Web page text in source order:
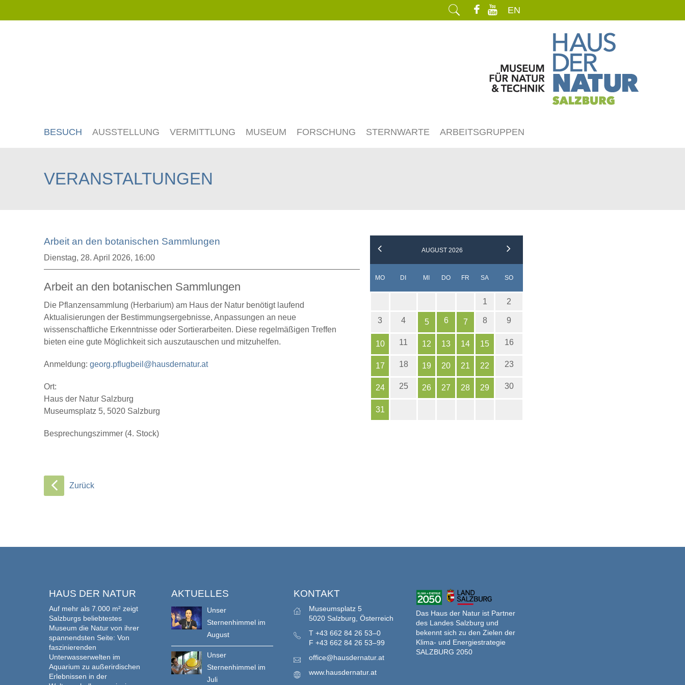
EN
BESUCH AUSSTELLUNG VERMITTLUNG MUSEUM FORSCHUNG STERNWARTE ARBEITSGRUPPEN
VERANSTALTUNGEN
Arbeit an den botanischen Sammlungen
Dienstag, 28. April 2026, 16:00
Arbeit an den botanischen Sammlungen
Die Pflanzensammlung (Herbarium) am Haus der Natur benötigt laufend
Aktualisierungen der Bestimmungsergebnisse, Anpassungen an neue
wissenschaftliche Erkenntnisse oder Sortierarbeiten. Diese regelmäßigen Treffen
bieten eine gute Möglichkeit sich auszutauschen und mitzuhelfen.
Anmeldung: georg.pflugbeil@hausdernatur.at
Ort:
Haus der Natur Salzburg
Museumsplatz 5, 5020 Salzburg
Besprechungszimmer (4. Stock)
Zurück
AUGUST 2026
MONTAG DI ENSTAG
MI TTWOCH
DONNERSTAG
FREITAG
SAMSTAGSONNTAG
1 2
3 4 5 6 7 8 9
10 11 12 13 14 15 16
17 18 19 20 21 22 23
24 25 26 27 28 29 30
31
HAUS DER NATUR
Auf mehr als 7.000 m² zeigt
Salzburgs beliebtestes
Museum die Natur von ihrer
spannendsten Seite: Von
faszinierenden
Unterwasserwelten im
Aquarium zu außerirdischen
Erlebnissen in der
AKTUELLES
Unser
Sternenhimmel im
August
Unser
Sternenhimmel im
Juli
KONTAKT
Museumsplatz 5
5020 Salzburg, Österreich
T +43 662 84 26 53–0
F +43 662 84 26 53–99
office@hausdernatur.at
www.hausdernatur.at
Das Haus der Natur ist Partner
des Landes Salzburg und
bekennt sich zu den Zielen der
Klima- und Energiestrategie
SALZBURG 2050